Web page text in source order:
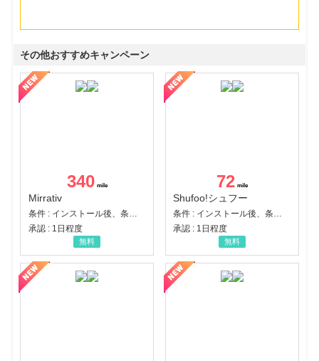
その他おすすめキャンペーン
340
Mirrativ
条件 : インストール後、条件達成
承認 : 1日程度
無料
72
Shufoo!シュフー
条件 : インストール後、条件達成
承認 : 1日程度
無料